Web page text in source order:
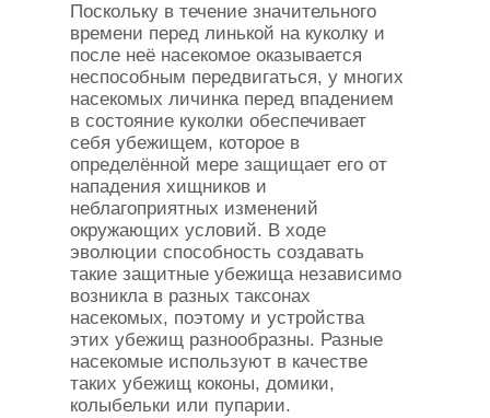
Поскольку в течение значительного
времени перед линькой на куколку и
после неё насекомое оказывается
неспособным передвигаться, у многих
насекомых личинка перед впадением
в состояние куколки обеспечивает
себя убежищем, которое в
определённой мере защищает его от
нападения хищников и
неблагоприятных изменений
окружающих условий. В ходе
эволюции способность создавать
такие защитные убежища независимо
возникла в разных таксонах
насекомых, поэтому и устройства
этих убежищ разнообразны. Разные
насекомые используют в качестве
таких убежищ коконы, домики,
колыбельки или пупарии.